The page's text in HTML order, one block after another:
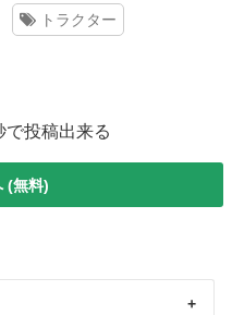
トラクター
投稿出来る
(無料)